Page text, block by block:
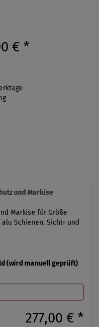
€ *
und Markise
Markise für Größe
alu Schienen. Sicht- und
(wird manuell geprüft)
277,00 € *